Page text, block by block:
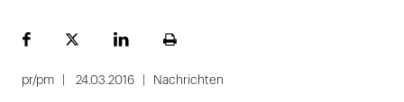
FacebookPlattformLinekdInSeite
pr/pm 24.03.2016 Nachrichten